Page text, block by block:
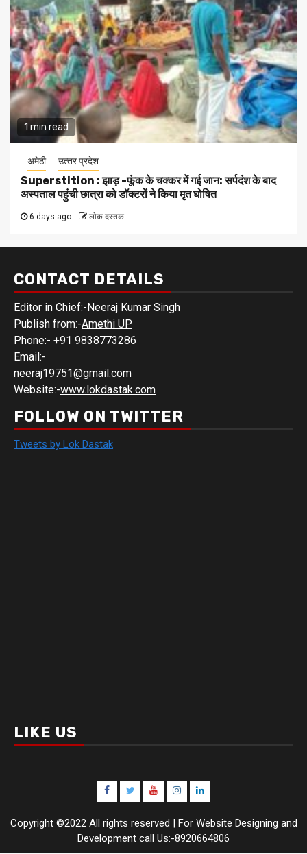
1 min read
अमेठी उत्‍तर प्रदेश
Superstition : झाड़ -फूंक के चक्कर में गई जान: सर्पदंश के बाद
अस्पताल पहुंची छात्रा को डॉक्टरों ने किया मृत घोषित
6 days ago लोक दस्तक
CONTACT DETAILS
Editor in Chief:-Neeraj Kumar Singh
Publish from:-Amethi UP
Phone:- +91 9838773286
Email:-
neeraj19751@gmail.com
Website:-www.lokdastak.com
FOLLOW ON TWITTER
Tweets by Lok Dastak
LIKE US
Facebook
TwitterYoutubeInstagramLinkedIn
Copyright ©2022 All rights reserved | For Website Designing and
Development call Us:-8920664806